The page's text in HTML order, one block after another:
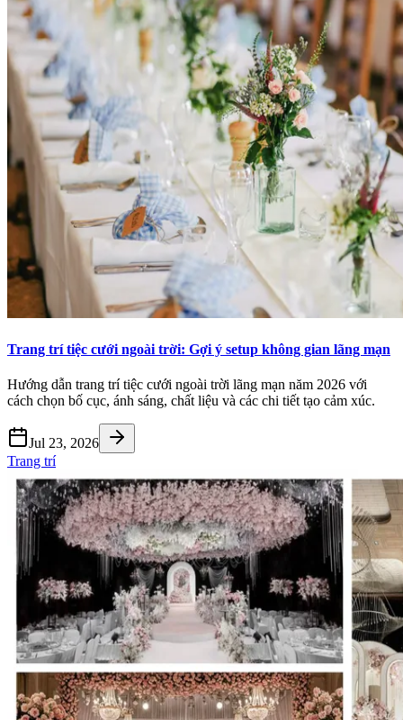
Trang trí tiệc cưới ngoài trời: Gợi ý setup không gian lãng mạn
Hướng dẫn trang trí tiệc cưới ngoài trời lãng mạn năm 2026 với
cách chọn bố cục, ánh sáng, chất liệu và các chi tiết tạo cảm xúc.
Jul 23, 2026
Trang trí